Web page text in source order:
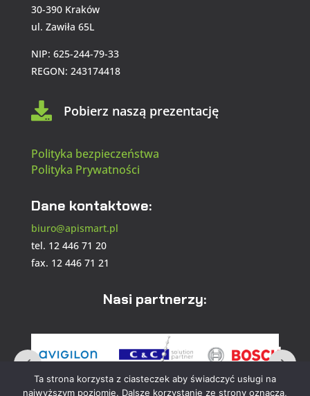
30-390 Kraków
ul. Zawiła 65L
NIP: 625-244-79-33
REGON: 243174418
 Pobierz naszą prezentację
Polityka bezpieczeństwa
Polityka Prywatności
Dane kontaktowe:
biuro@apismart.pl
tel. 12 446 71 20
fax. 12 446 71 21
Nasi partnerzy:
Ta strona korzysta z ciasteczek aby świadczyć usługi na
najwyższym poziomie. Dalsze korzystanie ze strony oznacza,